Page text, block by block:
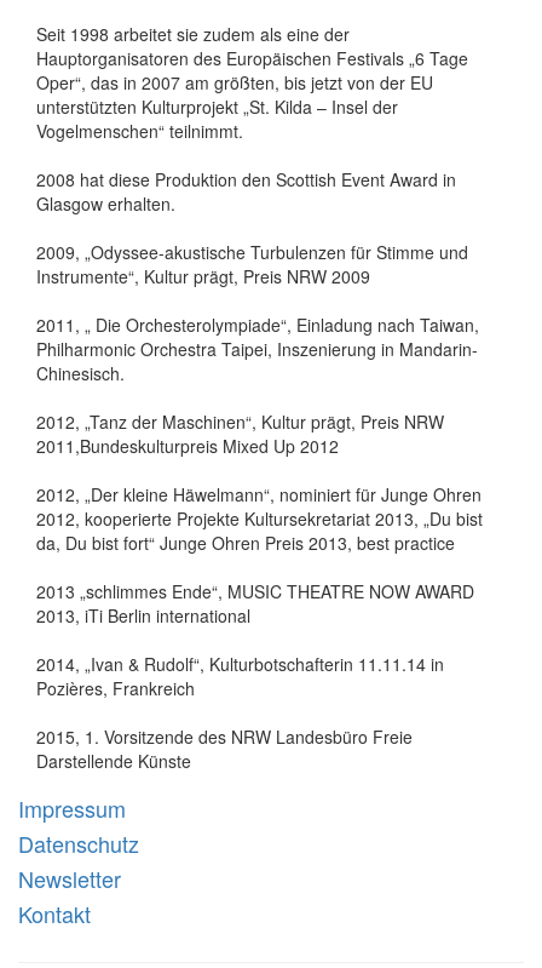
Seit 1998 arbeitet sie zudem als eine der
Hauptorganisatoren des Europäischen Festivals „6 Tage
Oper“, das in 2007 am größten, bis jetzt von der EU
unterstützten Kulturprojekt „St. Kilda – Insel der
Vogelmenschen“ teilnimmt.
2008 hat diese Produktion den Scottish Event Award in
Glasgow erhalten.
2009, „Odyssee-akustische Turbulenzen für Stimme und
Instrumente“, Kultur prägt, Preis NRW 2009
2011, „ Die Orchesterolympiade“, Einladung nach Taiwan,
Philharmonic Orchestra Taipei, Inszenierung in Mandarin-
Chinesisch.
2012, „Tanz der Maschinen“, Kultur prägt, Preis NRW
2011,Bundeskulturpreis Mixed Up 2012
2012, „Der kleine Häwelmann“, nominiert für Junge Ohren
2012, kooperierte Projekte Kultursekretariat 2013, „Du bist
da, Du bist fort“ Junge Ohren Preis 2013, best practice
2013 „schlimmes Ende“, MUSIC THEATRE NOW AWARD
2013, iTi Berlin international
2014, „Ivan & Rudolf“, Kulturbotschafterin 11.11.14 in
Pozières, Frankreich
2015, 1. Vorsitzende des NRW Landesbüro Freie
Darstellende Künste
Impressum
Datenschutz
Newsletter
Kontakt